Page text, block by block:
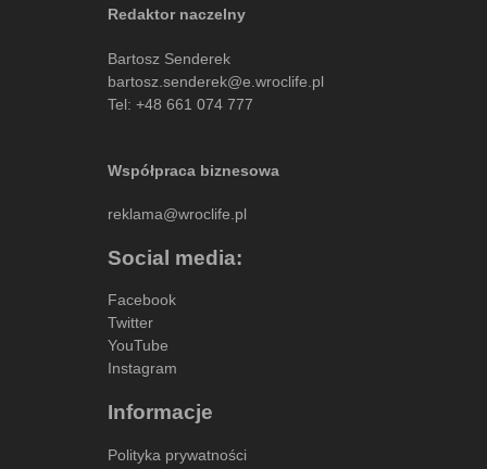
Redaktor naczelny
Bartosz Senderek
bartosz.senderek@e.wroclife.pl
Tel: +48 661 074 777
Współpraca biznesowa
reklama@wroclife.pl
Social media:
Facebook
Twitter
YouTube
Instagram
Informacje
Polityka prywatności